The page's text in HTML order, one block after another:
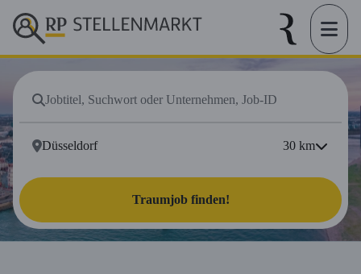
30 km
Traumjob finden!